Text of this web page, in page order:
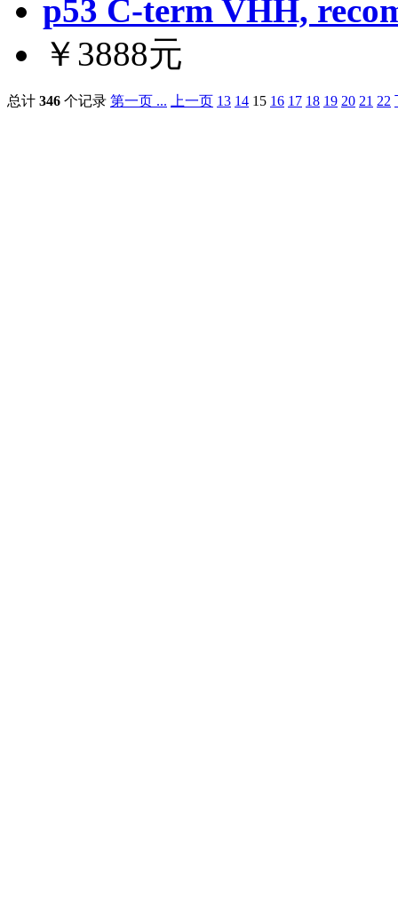
p53 C-term VHH,
￥3888元
总计 346 个记录 第一页 ... 上一页 13 14 15 16 17 18 19 20 21 22